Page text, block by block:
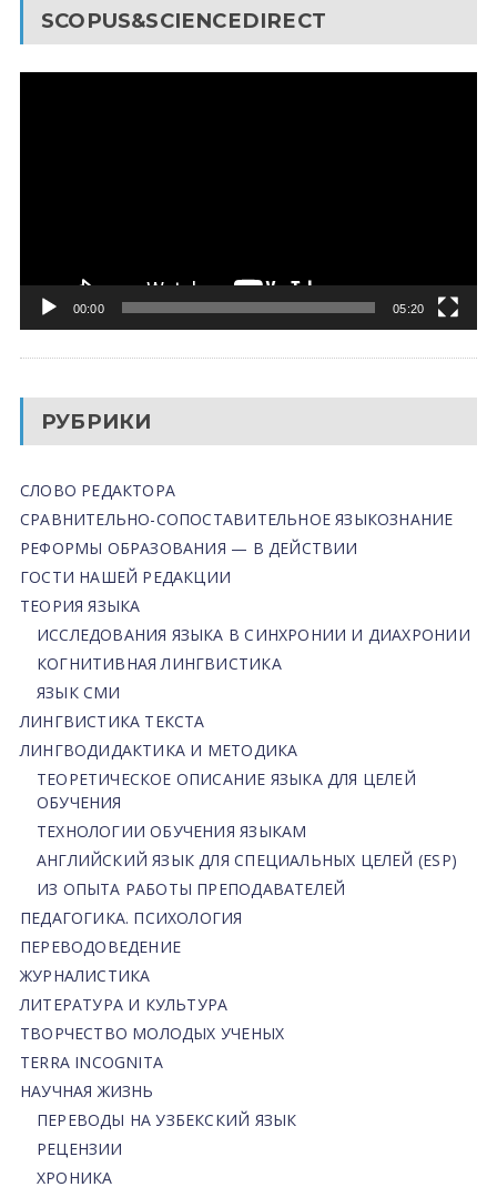
SCOPUS&SCIENCEDIRECT
00:00 05:20
РУБРИКИ
СЛОВО РЕДАКТОРА
СРАВНИТЕЛЬНО-СОПОСТАВИТЕЛЬНОЕ ЯЗЫКОЗНАНИЕ
РЕФОРМЫ ОБРАЗОВАНИЯ — В ДЕЙСТВИИ
ГОСТИ НАШЕЙ РЕДАКЦИИ
ТЕОРИЯ ЯЗЫКА
ИССЛЕДОВАНИЯ ЯЗЫКА В СИНХРОНИИ И ДИАХРОНИИ
КОГНИТИВНАЯ ЛИНГВИСТИКА
ЯЗЫК СМИ
ЛИНГВИСТИКА ТЕКСТА
ЛИНГВОДИДАКТИКА И МЕТОДИКА
ТЕОРЕТИЧЕСКОЕ ОПИСАНИЕ ЯЗЫКА ДЛЯ ЦЕЛЕЙ
ОБУЧЕНИЯ
ТЕХНОЛОГИИ ОБУЧЕНИЯ ЯЗЫКАМ
АНГЛИЙСКИЙ ЯЗЫК ДЛЯ СПЕЦИАЛЬНЫХ ЦЕЛЕЙ (ESP)
ИЗ ОПЫТА РАБОТЫ ПРЕПОДАВАТЕЛЕЙ
ПЕДАГОГИКА. ПСИХОЛОГИЯ
ПЕРЕВОДОВЕДЕНИЕ
ЖУРНАЛИСТИКА
ЛИТЕРАТУРА И КУЛЬТУРА
ТВОРЧЕСТВО МОЛОДЫХ УЧЕНЫХ
TERRA INCOGNITA
НАУЧНАЯ ЖИЗНЬ
ПЕРЕВОДЫ НА УЗБЕКСКИЙ ЯЗЫК
РЕЦЕНЗИИ
ХРОНИКА